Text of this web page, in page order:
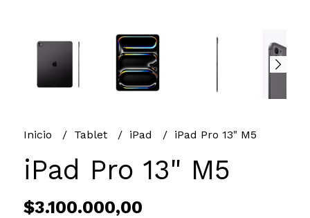
Inicio Tablet iPad iPad Pro 13" M5
iPad Pro 13" M5
$3.100.000,00